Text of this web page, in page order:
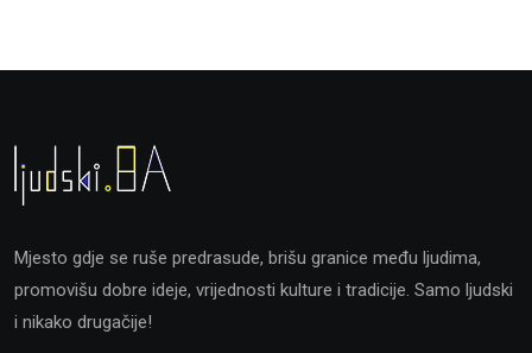
Mjesto gdje se ruše predrasude, brišu granice među ljudima,
promovišu dobre ideje, vrijednosti kulture i tradicije. Samo ljudski
i nikako drugačije!